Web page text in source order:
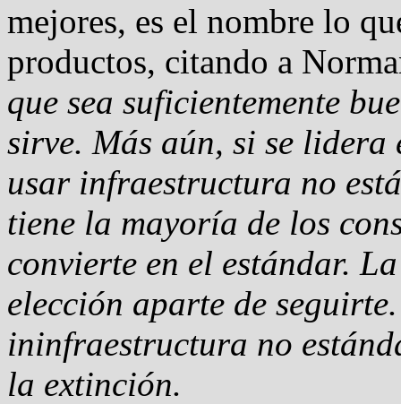
mejores, es el nombre lo
productos, citando a
que sea suficientemente
sirve. Más aún, si se lidera
usar infraestructura no
tiene la mayoría de los
convierte en el estándar.
elección aparte de
ininfraestructura no
la extinción.